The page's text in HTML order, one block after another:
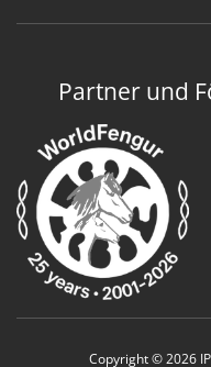
Partner und
Copyright © 2026